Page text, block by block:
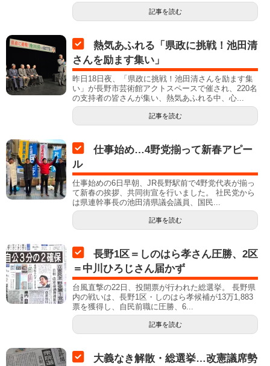
記事を読む
熱気あふれる「県政に挑戦！池田清
さんを励ます集い」
昨日18日夜、「県政に挑戦！池田清さんを励ます集
い」が長野市芸術館アクトスペースで催され、220名
の支持者の皆さんが集い、熱気あふれる中、心...
記事を読む
仕事始め…4野党揃って新春アピー
ル
仕事始めの6日早朝、JR長野駅前で4野党代表が揃っ
て新春の挨拶、共同街宣を行いました。 社民党から
は県連幹事長の池田清県議会議員、国民...
記事を読む
長野1区＝しのはら孝さん圧勝、2区
＝中川ひろじさん届かず
台風直撃の22日、投開票が行われた総選挙。 長野県
内の戦いは、長野1区・しのはら孝候補が13万1,883
票を獲得し、自民前職に圧勝、6...
記事を読む
大義なき解散・総選挙…改憲議席勢